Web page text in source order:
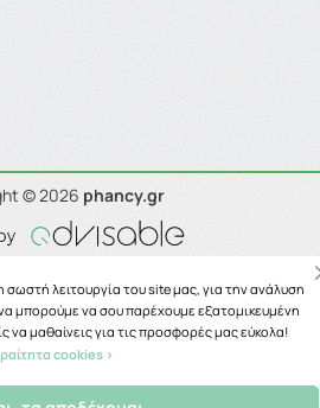
© 2026 phancy.gr
λειτουργία του site μας, για την ανάλυση
μπορούμε να σου παρέχουμε εξατομικευμένη
να μαθαίνεις για τις προσφορές μας εύκολα!
cookies >